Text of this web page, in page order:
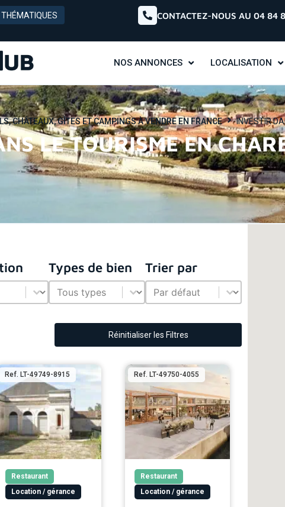
CONTACTEZ-NOUS AU 04 84
NOS ANNONCES LOCALISATION
LE TOURISME EN
CHÂTEAUX, GÎTES ET CAMPINGS À VENDRE EN FRANCE INVESTIR
Types de bien
Types de bien
Types de bien
Trier par
Trier par
Trier par
Réinitialiser les Filtres
Ref. LT-49749-8915
Restaurant
Location / gérance
Ref. LT-49750-4055
Restaurant
Location / gérance